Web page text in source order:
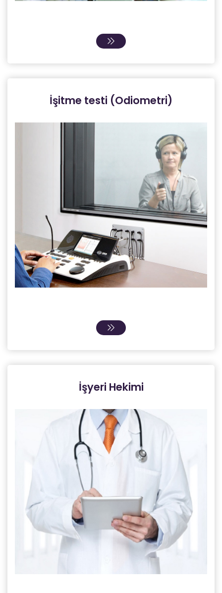
İşitme testi (Odiometri)
İşyeri Hekimi